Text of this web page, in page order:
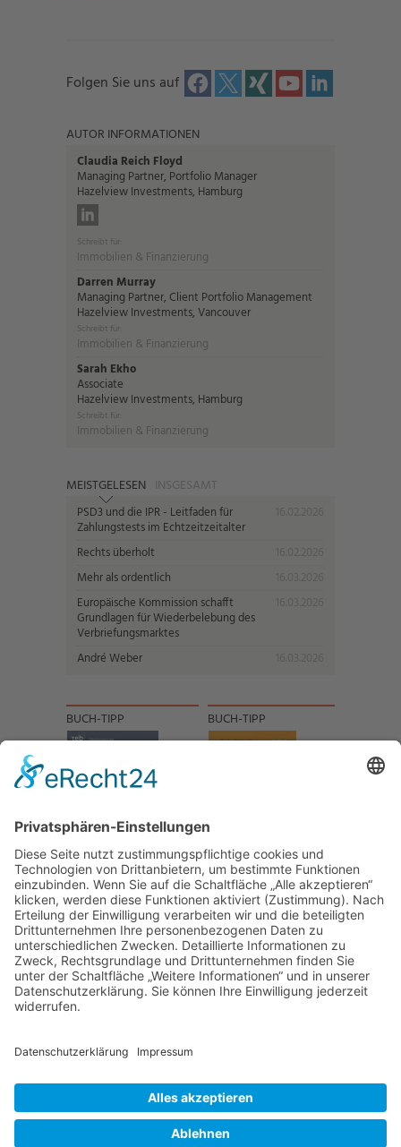
Folgen Sie uns auf
AUTOR INFORMATIONEN
Claudia Reich Floyd
Managing Partner, Portfolio Manager
Hazelview Investments, Hamburg
Schreibt für:
Immobilien & Finanzierung
Darren Murray
Managing Partner, Client Portfolio Management
Hazelview Investments, Vancouver
Schreibt für:
Immobilien & Finanzierung
Sarah Ekho
Associate
Hazelview Investments, Hamburg
Schreibt für:
Immobilien & Finanzierung
MEISTGELESEN INSGESAMT
PSD3 und die IPR - Leitfaden für
Zahlungstests im Echtzeitzeitalter
Rechts überholt
Mehr als ordentlich
Europäische Kommission schafft
Grundlagen für Wiederbelebung des
Verbriefungsmarktes
André Weber
BUCH-TIPP BUCH-TIPP
NACH OBEN
Alle Rechte vorbehalten: Verlagsgruppe Knapp - Richardi -
Verlag für Absatzwirtschaft